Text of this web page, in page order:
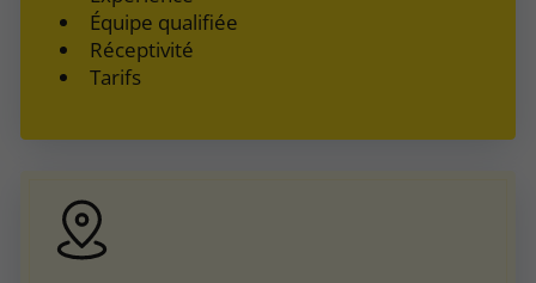
Équipe qualifiée
Réceptivité
Tarifs